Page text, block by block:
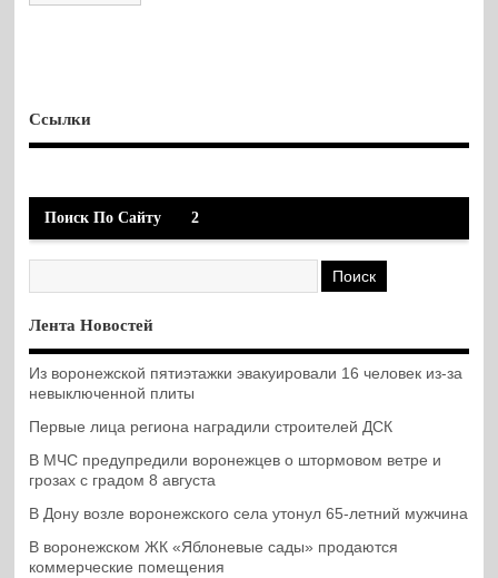
Ссылки
Поиск По Сайту 2
Лента Новостей
Из воронежской пятиэтажки эвакуировали 16 человек из-за
невыключенной плиты
Первые лица региона наградили строителей ДСК
В МЧС предупредили воронежцев о штормовом ветре и
грозах с градом 8 августа
В Дону возле воронежского села утонул 65-летний мужчина
В воронежском ЖК «Яблоневые сады» продаются
коммерческие помещения